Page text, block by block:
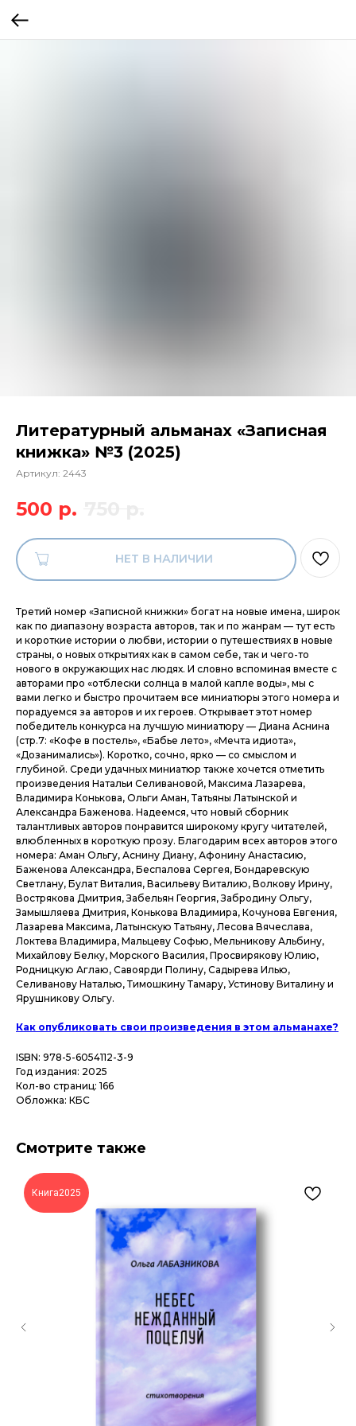
Литературный альманах «Записная
книжка» №3 (2025)
Артикул: 2443
500 р.
НЕТ В НАЛИЧИИ
Третий номер «Записной книжки» богат на новые имена, широк
как по диапазону возраста авторов, так и по жанрам — тут есть
и короткие истории о любви, истории о путешествиях в новые
страны, о новых открытиях как в самом себе, так и чего-то
нового в окружающих нас людях. И словно вспоминая вместе с
авторами про «отблески солнца в малой капле воды», мы с
вами легко и быстро прочитаем все миниатюры этого номера и
порадуемся за авторов и их героев. Открывает этот номер
победитель конкурса на лучшую миниатюру — Диана Аснина
(стр.7: «Кофе в постель», «Бабье лето», «Мечта идиота»,
«Дозанимались»). Коротко, сочно, ярко — со смыслом и
глубиной. Среди удачных миниатюр также хочется отметить
произведения Натальи Селивановой, Максима Лазарева,
Владимира Конькова, Ольги Аман, Татьяны Латынской и
Александра Баженова. Надеемся, что новый сборник
талантливых авторов понравится широкому кругу читателей,
влюбленных в короткую прозу. Благодарим всех авторов этого
номера: Аман Ольгу, Аснину Диану, Афонину Анастасию,
Баженова Александра, Беспалова Сергея, Бондаревскую
Светлану, Булат Виталия, Васильеву Виталию, Волкову Ирину,
Вострякова Дмитрия, Забельян Георгия, Забродину Ольгу,
Замышляева Дмитрия, Конькова Владимира, Кочунова Евгения,
Лазарева Максима, Латынскую Татьяну, Лесова Вячеслава,
Локтева Владимира, Мальцеву Софью, Мельникову Альбину,
Михайлову Белку, Морского Василия, Просвирякову Юлию,
Родницкую Аглаю, Савоярди Полину, Садырева Илью,
Селиванову Наталью, Тимошкину Тамару, Устинову Виталину и
Ярушникову Ольгу.
Как опубликовать свои произведения в этом альманахе?
ISBN: 978-5-6054112-3-9
Год издания: 2025
Кол-во страниц: 166
Обложка: КБС
Смотрите также
Книга2025